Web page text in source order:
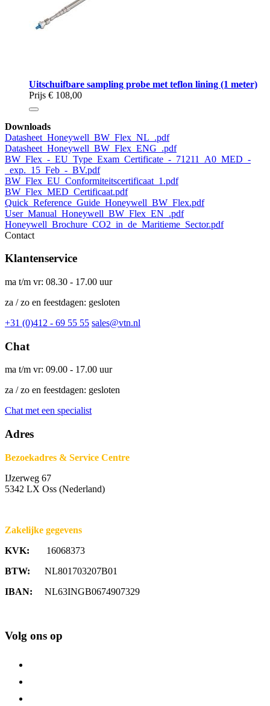
Uitschuifbare sampling probe met teflon lining (1 meter)
Prijs € 108,00
Downloads
Datasheet_Honeywell_BW_Flex_NL_.pdf
Datasheet_Honeywell_BW_Flex_ENG_.pdf
BW_Flex_-_EU_Type_Exam_Certificate_-_71211_A0_MED_-
_exp._15_Feb_-_BV.pdf
BW_Flex_EU_Conformiteitscertificaat_1.pdf
BW_Flex_MED_Certificaat.pdf
Quick_Reference_Guide_Honeywell_BW_Flex.pdf
User_Manual_Honeywell_BW_Flex_EN_.pdf
Honeywell_Brochure_CO2_in_de_Maritieme_Sector.pdf
Contact
Klantenservice
ma t/m vr: 08.30 - 17.00 uur
za / zo en feestdagen: gesloten
+31 (0)412 - 69 55 55 sales@vtn.nl
Chat
ma t/m vr: 09.00 - 17.00 uur
za / zo en feestdagen: gesloten
Chat met een specialist
Adres
Bezoekadres & Service Centre
IJzerweg 67
5342 LX Oss (Nederland)
Zakelijke gegevens
KVK: 16068373
BTW: NL801703207B01
IBAN: NL63INGB0674907329
Volg ons op